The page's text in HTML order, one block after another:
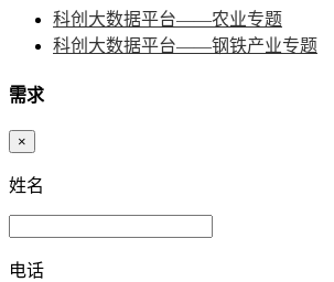
科创大数据平台——农业专题
科创大数据平台——钢铁产业专题
需求
×
姓名
电话